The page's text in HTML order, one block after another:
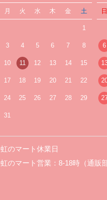
月 火 水 木 金 土
1
3 4 5 6 7 8
10 11 12 13 14 15
17 18 19 20 21 22
24 25 26 27 28 29
31
日
6
虹のマート休業日
虹のマート営業：8-18時（通販